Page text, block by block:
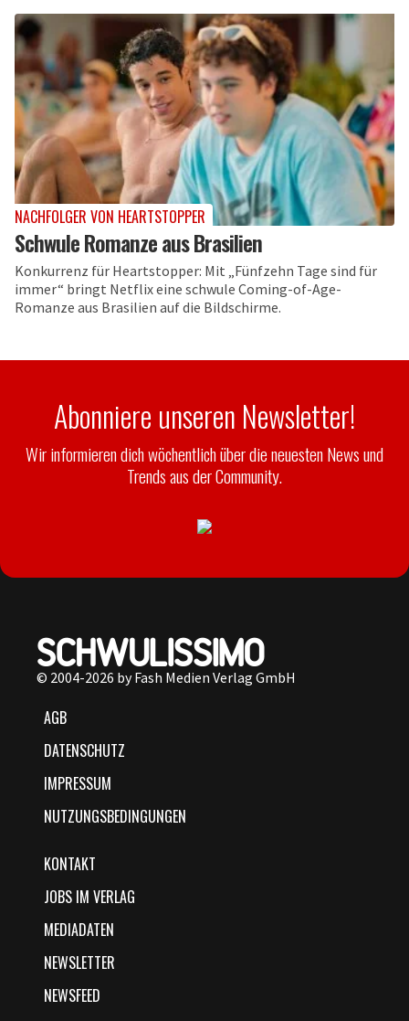
NACHFOLGER VON HEARTSTOPPER
Schwule Romanze aus Brasilien
Konkurrenz für Heartstopper: Mit „Fünfzehn Tage sind für
immer“ bringt Netflix eine schwule Coming-of-Age-
Romanze aus Brasilien auf die Bildschirme.
Abonniere unseren Newsletter!
Wir informieren dich wöchentlich über die neuesten News und
Trends aus der Community.
© 2004-2026 by Fash Medien Verlag GmbH
AGB
DATENSCHUTZ
IMPRESSUM
NUTZUNGSBEDINGUNGEN
KONTAKT
JOBS IM VERLAG
MEDIADATEN
NEWSLETTER
NEWSFEED